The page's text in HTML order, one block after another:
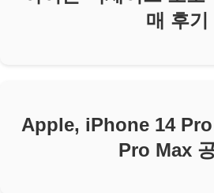
매 후기
Apple, iPhone 14
Pro Max